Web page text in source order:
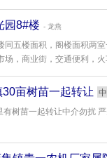
园8#楼 - 龙燕
同五楼面积，阁楼面积两
场，商业街，交通便利，
亩树苗一起转让
树苗一起转让中介勿扰